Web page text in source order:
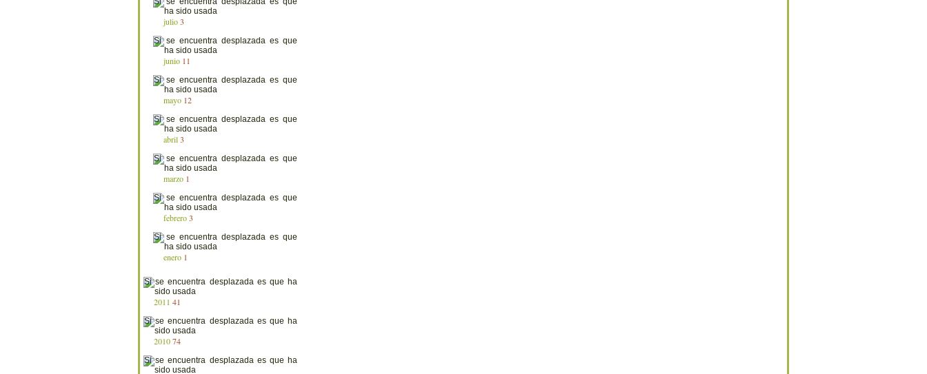
julio 3
junio 11
mayo 12
abril 3
marzo 1
febrero 3
enero 1
2011 41
201074